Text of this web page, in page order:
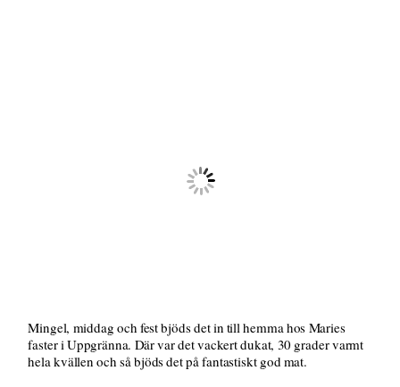
Mingel, middag och fest bjöds det in till hemma hos Maries
faster i Uppgränna. Där var det vackert dukat, 30 grader varmt
hela kvällen och så bjöds det på fantastiskt god mat.